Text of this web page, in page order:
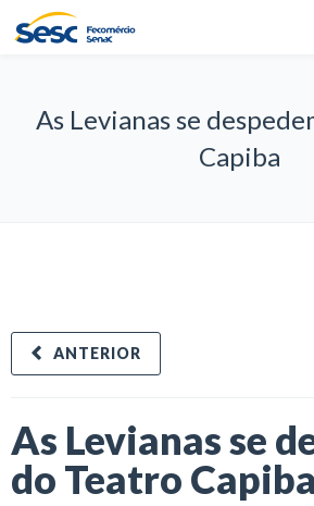
As Levianas se
Capiba
ANTERIOR
As Levianas se
do Teatro Capiba